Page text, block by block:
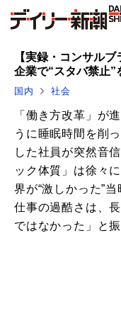
【実録・コンサル
企業で“スタバ禁止”
国内 社会
「働き方改革」が
うに睡眠時間を削
した社員が突然音
ック体質」は徐々
界が“激しかった”
仕事の過酷さは、
ではなかった」と